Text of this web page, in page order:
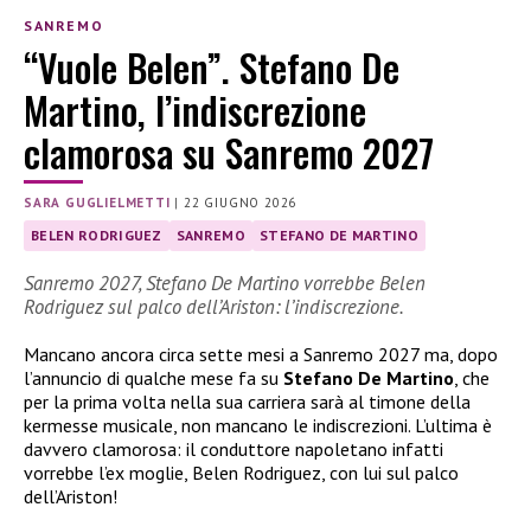
SANREMO
“Vuole Belen”. Stefano De
Martino, l’indiscrezione
clamorosa su Sanremo 2027
SARA GUGLIELMETTI |22 GIUGNO 2026
BELEN RODRIGUEZ SANREMO STEFANO DE MARTINO
Sanremo 2027, Stefano De Martino vorrebbe Belen
Rodriguez sul palco dell’Ariston: l’indiscrezione.
Mancano ancora circa sette mesi a Sanremo 2027 ma, dopo
l’annuncio di qualche mese fa su Stefano De Martino , che
per la prima volta nella sua carriera sarà al timone della
kermesse musicale, non mancano le indiscrezioni. L’ultima è
davvero clamorosa: il conduttore napoletano infatti
vorrebbe l’ex moglie, Belen Rodriguez, con lui sul palco
dell’Ariston!